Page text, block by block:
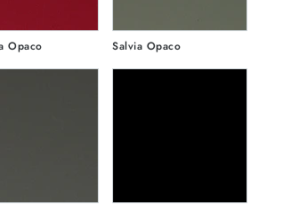
Opaco Salvia Opaco